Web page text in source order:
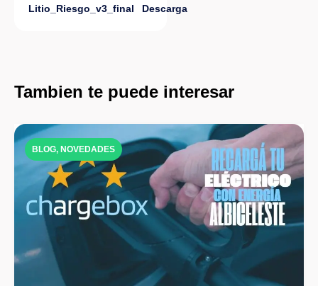
Litio_Riesgo_v3_final Descarga
Tambien te puede interesar
BLOG, NOVEDADES